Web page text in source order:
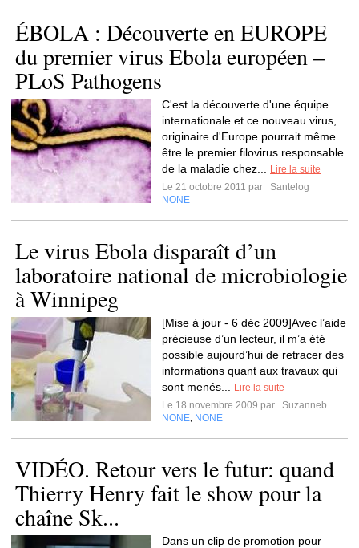
ÉBOLA : Découverte en EUROPE
du premier virus Ebola européen –
PLoS Pathogens
C'est la découverte d'une équipe
internationale et ce nouveau virus,
originaire d'Europe pourrait même
être le premier filovirus responsable
de la maladie chez...
Lire la suite
Le 21 octobre 2011 par
Santelog
NONE
Le virus Ebola disparaît d’un
laboratoire national de microbiologie
à Winnipeg
[Mise à jour - 6 déc 2009]Avec l’aide
précieuse d’un lecteur, il m’a été
possible aujourd’hui de retracer des
informations quant aux travaux qui
sont menés...
Lire la suite
Le 18 novembre 2009 par
Suzanneb
NONE NONE
VIDÉO. Retour vers le futur: quand
Thierry Henry fait le show pour la
chaîne Sk...
Dans un clip de promotion pour